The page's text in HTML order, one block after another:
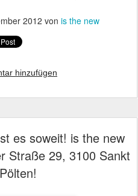
2012 von is the new
hinzufügen
es soweit! is the new
Straße 29, 3100 Sankt
Pölten!